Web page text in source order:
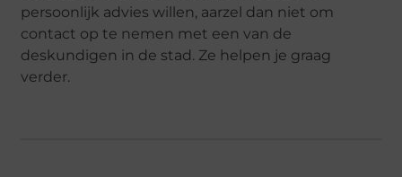
persoonlijk advies willen, aarzel dan niet om
contact op te nemen met een van de
deskundigen in de stad. Ze helpen je graag
verder.